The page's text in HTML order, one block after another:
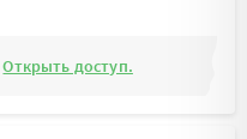
Открыть доступ.